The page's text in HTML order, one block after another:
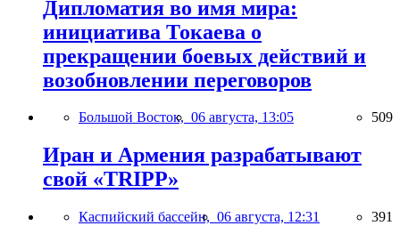
Дипломатия во имя мира:
инициатива Токаева о
прекращении боевых действий и
возобновлении переговоров
Большой Восток, 06 августа, 13:05 509
Иран и Армения разрабатывают
свой «TRIPP»
Каспийский бассейн, 06 августа, 12:31 391